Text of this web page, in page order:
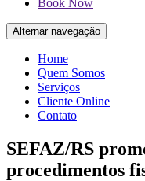
Book Now
Alternar navegação
Home
Quem Somos
Serviços
Cliente Online
Contato
SEFAZ/RS
procedimentos